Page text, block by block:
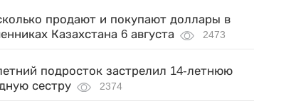
продают и покупают доллары в
Казахстана 6 августа
2473
подросток застрелил 14-летнюю
сестру
2374